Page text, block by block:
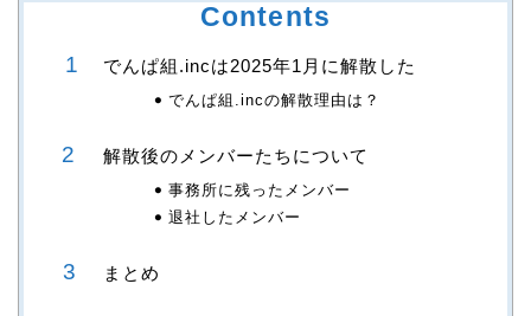
Contents
でんぱ組.incは2025年1月に解散した
でんぱ組.incの解散理由は？
解散後のメンバーたちについて
事務所に残ったメンバー
退社したメンバー
まとめ